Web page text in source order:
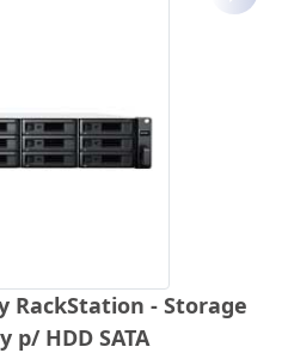
RackStation - Storage
p/ HDD SATA